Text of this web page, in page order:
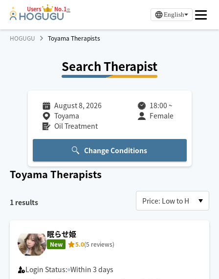
Users No.1※
English
HOGUGU Toyama Therapists
Search Therapist
August 8, 2026 18:00 ~
Toyama
Female
Oil Treatment
Change Conditions
Toyama Therapists
1 results
眠らせ姫
New 5.0(5 reviews)
Login Status: Within 3 days